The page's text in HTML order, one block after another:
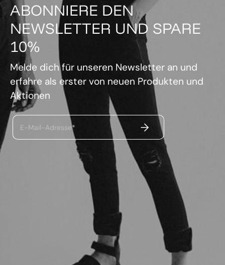
ABONNIERE DEN
NEWSLETTER UND SPARE
10%
Melde dich für unseren Newsletter an und
erfahre als erster von neuen Produkten und
Aktionen
E-Mail-Adresse* ABSENDEN